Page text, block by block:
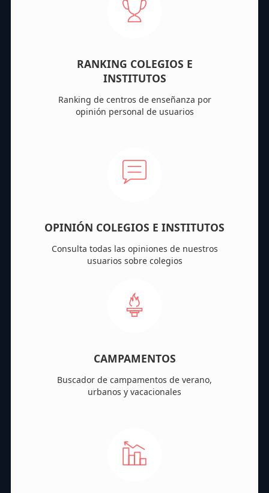
RANKING COLEGIOS E
INSTITUTOS
Ranking de centros de enseñanza por
opinión personal de usuarios
OPINIÓN COLEGIOS E INSTITUTOS
Consulta todas las opiniones de nuestros
usuarios sobre colegios
CAMPAMENTOS
Buscador de campamentos de verano,
urbanos y vacacionales